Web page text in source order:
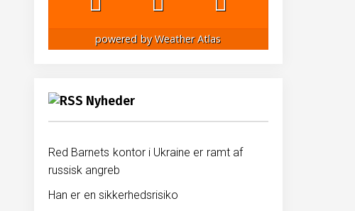
powered byWeather Atlas
Nyheder
Red Barnets kontor i Ukraine er ramt af
russisk angreb
Han er en sikkerhedsrisiko